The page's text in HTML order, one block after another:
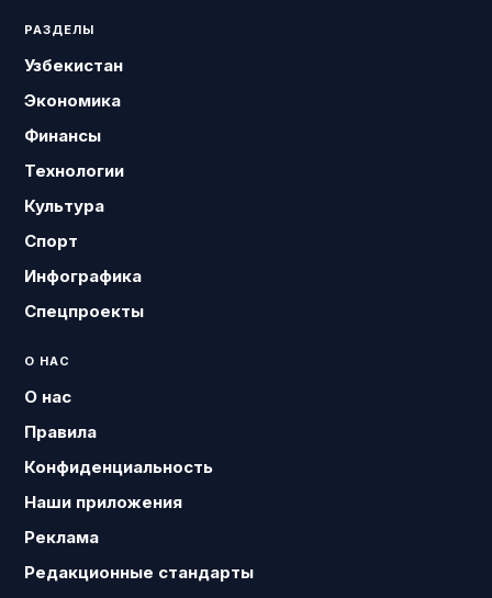
РАЗДЕЛЫ
Узбекистан
Экономика
Финансы
Технологии
Культура
Спорт
Инфографика
Спецпроекты
О НАС
О нас
Правила
Конфиденциальность
Наши приложения
Реклама
Редакционные стандарты